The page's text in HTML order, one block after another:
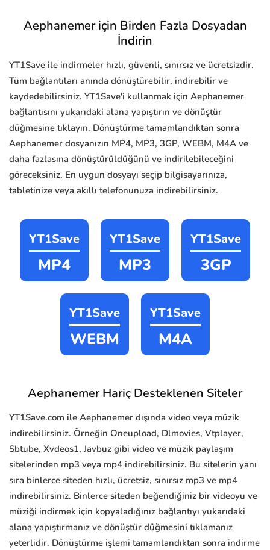
Aephanemer için Birden Fazla Dosyadan
İndirin
YT1Save ile indirmeler hızlı, güvenli, sınırsız ve ücretsizdir.
Tüm bağlantıları anında dönüştürebilir, indirebilir ve
kaydedebilirsiniz. YT1Save'i kullanmak için Aephanemer
bağlantısını yukarıdaki alana yapıştırın ve dönüştür
düğmesine tıklayın. Dönüştürme tamamlandıktan sonra
Aephanemer dosyanızın MP4, MP3, 3GP, WEBM, M4A ve
daha fazlasına dönüştürüldüğünü ve indirilebileceğini
göreceksiniz. En uygun dosyayı seçip bilgisayarınıza,
tabletinize veya akıllı telefonunuza indirebilirsiniz.
YT1Save
MP4
YT1Save
MP3
YT1Save
3GP
YT1Save
WEBM
YT1Save
M4A
Aephanemer Hariç Desteklenen Siteler
YT1Save.com ile Aephanemer dışında video veya müzik
indirebilirsiniz. Örneğin Oneupload, Dlmovies, Vtplayer,
Sbtube, Xvdeos1, Javbuz gibi video ve müzik paylaşım
sitelerinden mp3 veya mp4 indirebilirsiniz. Bu sitelerin yanı
sıra binlerce siteden hızlı, ücretsiz, sınırsız mp3 ve mp4
indirebilirsiniz. Binlerce siteden beğendiğiniz bir videoyu ve
müziği indirmek için kopyaladığınız bağlantıyı yukarıdaki
alana yapıştırmanız ve dönüştür düğmesini tıklamanız
yeterlidir. Dönüştürme işlemi tamamlandıktan sonra indirme